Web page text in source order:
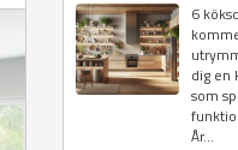
6
dig en
som
År...